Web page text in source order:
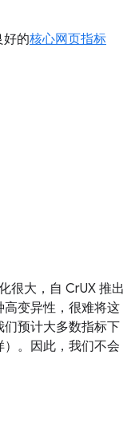
好的核心网页指标
很大，自 CrUX 推出
变异性，很难将这
预计大多数指标下
。因此，我们不会